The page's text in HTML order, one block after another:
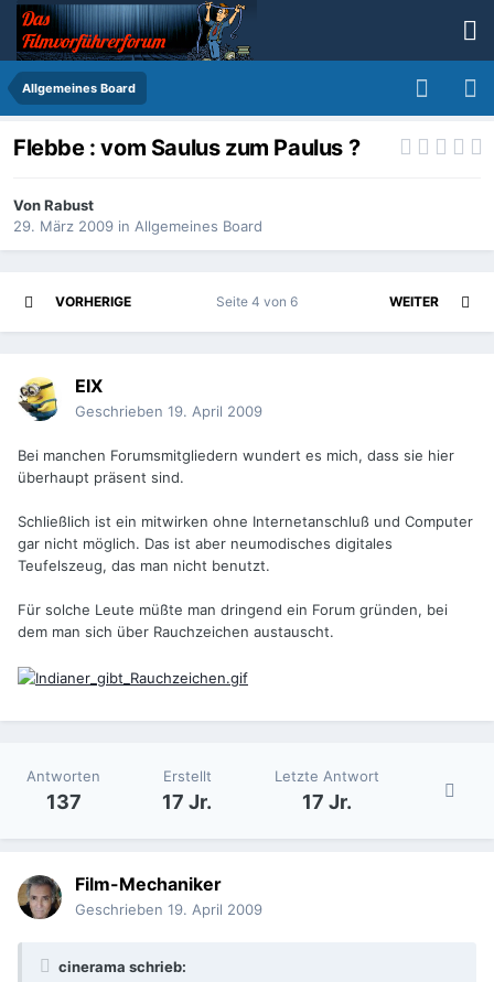
Allgemeines Board
Flebbe : vom Saulus zum Paulus ?
VonRabust
29. März 2009 in Allgemeines Board
VORHERIGE WEITER
Seite 4 von 6
EIX
Geschrieben 19. April 2009
Bei manchen Forumsmitgliedern wundert es mich, dass sie hier
überhaupt präsent sind.
Schließlich ist ein mitwirken ohne Internetanschluß und Computer
gar nicht möglich. Das ist aber neumodisches digitales
Teufelszeug, das man nicht benutzt.
Für solche Leute müßte man dringend ein Forum gründen, bei
dem man sich über Rauchzeichen austauscht.
Antworten
137
Erstellt
17 Jr.
Letzte Antwort
17 Jr.
Film-Mechaniker
Geschrieben 19. April 2009
cinerama schrieb: